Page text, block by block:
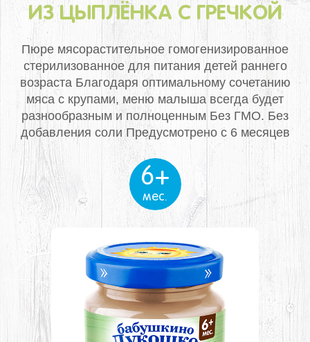
ИЗ ЦЫПЛЁНКА С ГРЕЧКОЙ
Пюре мясорастительное гомогенизированное
стерилизованное для питания детей раннего
возрастаБлагодаря оптимальному сочетанию
мяса с крупами, меню малыша всегда будет
разнообразным и полноценным Без ГМО. Без
добавления соли Предусмотрено с 6 месяцев
6+
мес.